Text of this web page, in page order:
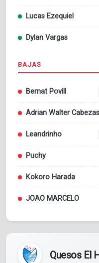
Lucas Ezequiel
Dylan Vargas
BAJAS
Bernat Povill
Adrian Walter Cabezas
Leandrinho
Puchy
Kokoro Harada
JOAO MARCELO
Quesos El